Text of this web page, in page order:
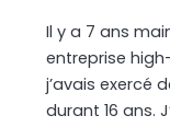
Il y a 7 ans
entreprise
j’avais exercé
durant 16 ans.